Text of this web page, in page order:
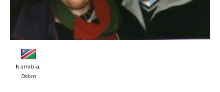
Namibia,
Döbra